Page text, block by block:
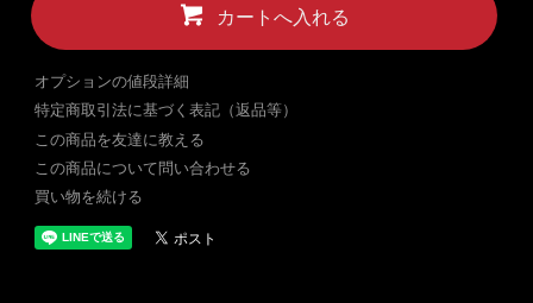
カートへ入れる
オプションの値段詳細
特定商取引法に基づく表記（返品等）
この商品を友達に教える
この商品について問い合わせる
買い物を続ける